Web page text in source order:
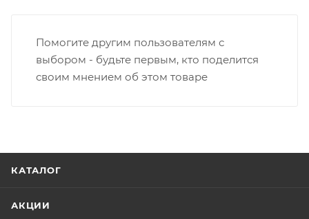
Помогите другим пользователям с
выбором - будьте первым, кто поделится
своим мнением об этом товаре
КАТАЛОГ
АКЦИИ